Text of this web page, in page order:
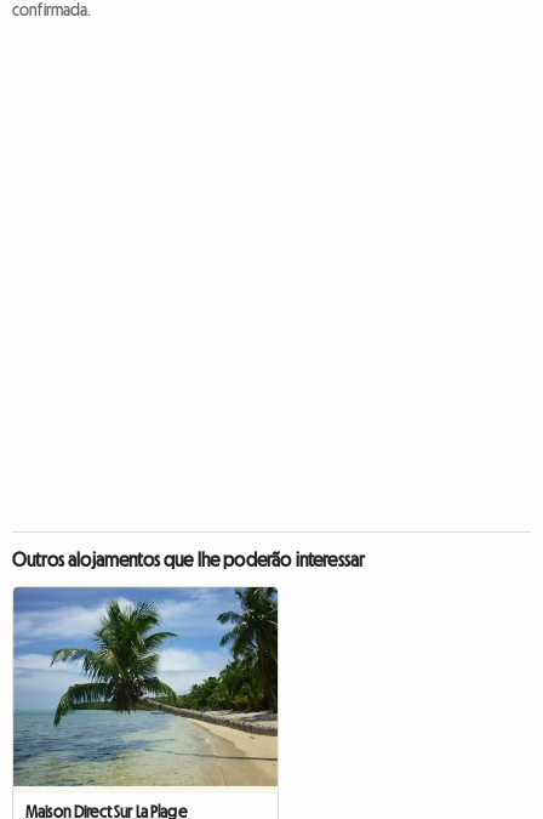
confirmada.
Outros alojamentos que lhe poderão interessar
Maison Direct Sur La Plage